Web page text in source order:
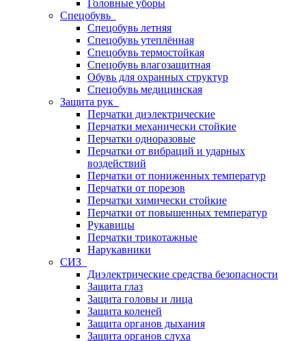
Головные уборы
Спецобувь
Спецобувь летняя
Спецобувь утеплённая
Спецобувь термостойкая
Спецобувь влагозащитная
Обувь для охранных структур
Спецобувь медицинская
Защита рук
Перчатки диэлектрические
Перчатки механически стойкие
Перчатки одноразовые
Перчатки от вибраций и ударных
воздействий
Перчатки от пониженных температур
Перчатки от порезов
Перчатки химически стойкие
Перчатки от повышенных температур
Рукавицы
Перчатки трикотажные
Нарукавники
СИЗ
Диэлектрические средства безопасности
Защита глаз
Защита головы и лица
Защита коленей
Защита органов дыхания
Защита органов слуха